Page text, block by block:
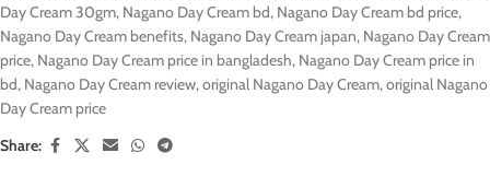
Day Cream 30gm, Nagano Day Cream bd, Nagano Day Cream bd price,
Nagano Day Cream benefits, Nagano Day Cream japan, Nagano Day Cream
price, Nagano Day Cream price in bangladesh, Nagano Day Cream price in
bd, Nagano Day Cream review,original Nagano Day Cream,original Nagano
Day Cream price
Share: